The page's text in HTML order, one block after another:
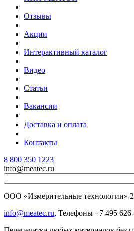
Отзывы
Акции
Интерактивный каталог
Видео
Статьи
Вакансии
Доставка и оплата
Контакты
8 800 350 1223
info@meatec.ru
ООО «Измерительные технологии»
info@meatec.ru, Телефоны +7 495